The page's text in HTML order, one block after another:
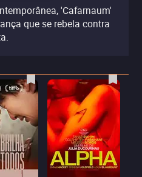
'Cafarnaum'
que se rebela contra